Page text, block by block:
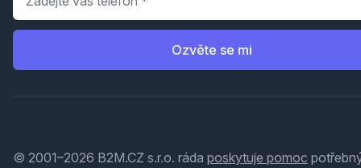
Ozvěte se mi
© 2001–2026 B2M.CZ s.r.o. ráda poskytuje pomoc